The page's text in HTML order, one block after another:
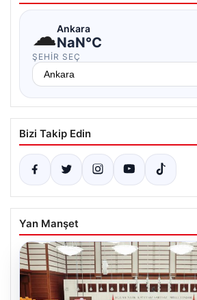
☁Ankara
NaN°C
ŞEHIR SEÇ
Bizi Takip Edin
Yan Manşet